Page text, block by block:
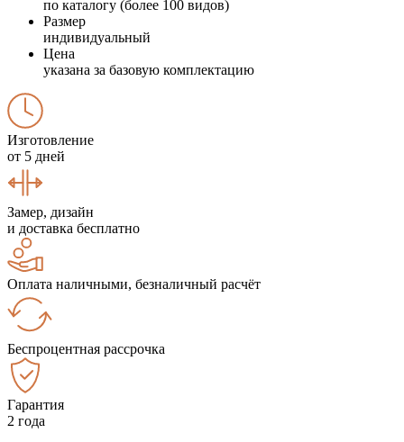
по каталогу (более 100 видов)
Размер
индивидуальный
Цена
указана за базовую комплектацию
Изготовление
от 5 дней
Замер, дизайн
и доставка бесплатно
Оплата наличными, безналичный расчёт
Беспроцентная рассрочка
Гарантия
2 года